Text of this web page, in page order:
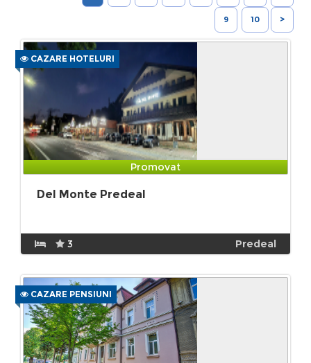
9 10 >
CAZARE HOTELURI
Promovat
Del Monte Predeal
3 Predeal
CAZARE PENSIUNI